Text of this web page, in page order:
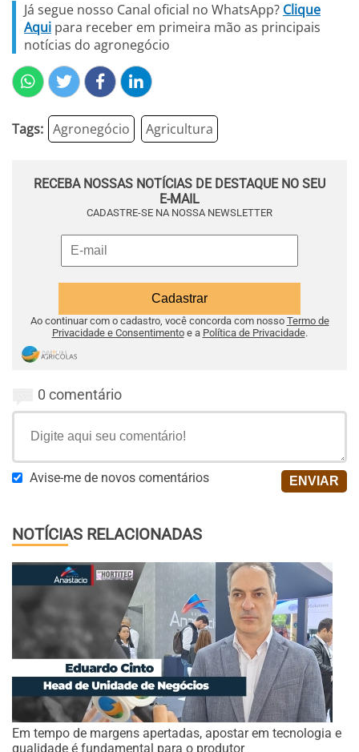
Já segue nosso Canal oficial no WhatsApp? Clique
Aqui para receber em primeira mão as principais
notícias do agronegócio
Tags: Agronegócio Agricultura
RECEBA NOSSAS NOTÍCIAS DE DESTAQUE NO SEU
E-MAIL
CADASTRE-SE NA NOSSA NEWSLETTER
Ao continuar com o cadastro, você concorda com nosso Termo de
Privacidade e Consentimentoe a Política de Privacidade.
0 comentário
Avise-me de novos comentários
NOTÍCIAS RELACIONADAS
Em tempo de margens apertadas, apostar em tecnologia e
qualidade é fundamental para o produtor